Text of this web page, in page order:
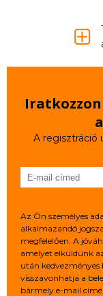
A regisztráció
Az Ön személyes
alkalmazandó
megfelelően. A
amelyet elküldünk
után
visszavonhatja a
bármely e-mail